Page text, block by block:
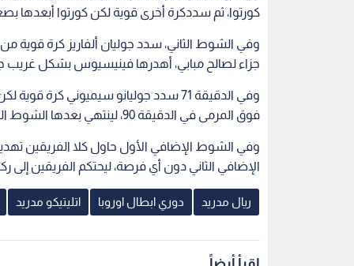
كورتوا، ثم سددكرة أخرى قوية لكن كورتوا أبعدها
وفي الشوط الثاني، سدد جوليان ألفاريز كرة قوية
جزاء لصالح مبابي، أهدرها فينيسيوس بشكل غريب
وفي الدقيقة 71 سدد جوليانو سيميوني
فوق المرمى في الدقيقة 90، لينتهي بعدها الشوط الثاني بتقدم أتلتيكو مدريد.
وفي الشوط الإضافي الأول حاول كلا الفريقين
الإضافي الثاني دون أي فرصة، ليحتكم الفريقين إلى
ريال مدريد دوري ابطال اوروبا اتليتيكو مدريد